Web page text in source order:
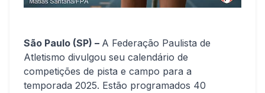
São Paulo (SP) – A Federação Paulista de
Atletismo divulgou seu calendário de
competições de pista e campo para a
temporada 2025. Estão programados 40